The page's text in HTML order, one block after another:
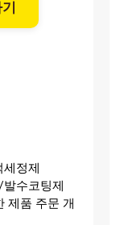
정제
수코팅제
제품 주문 개